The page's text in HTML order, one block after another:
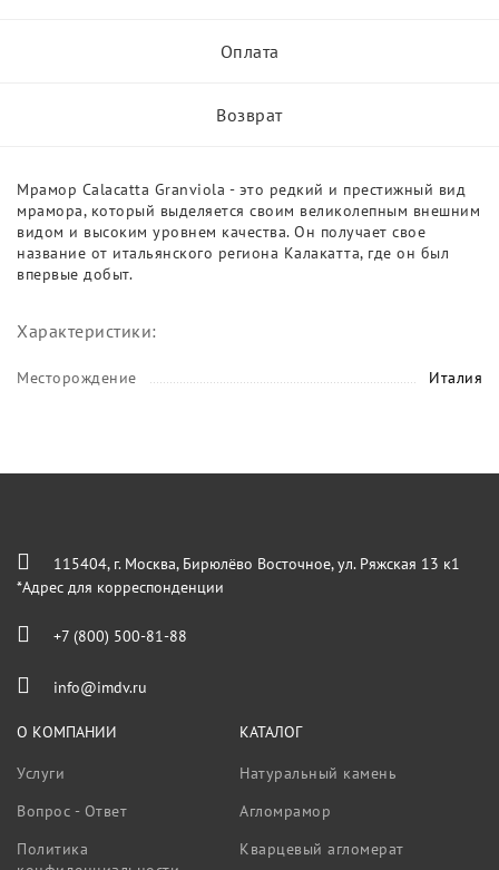
Оплата
Возврат
Мрамор Calacatta Granviola - это редкий и престижный вид
мрамора, который выделяется своим великолепным внешним
видом и высоким уровнем качества. Он получает свое
название от итальянского региона Калакатта, где он был
впервые добыт.
Характеристики:
Месторождение Италия
115404, г. Москва, Бирюлёво Восточное, ул. Ряжская 13 к1
*Адрес для корреспонденции
+7 (800) 500-81-88
info@imdv.ru
О КОМПАНИИ
Услуги
Вопрос - Ответ
Политика
КАТАЛОГ
Натуральный камень
Агломрамор
Кварцевый агломерат